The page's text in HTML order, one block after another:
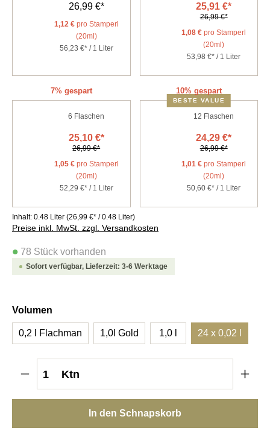
26,99 €*
1,12 €pro Stamperl
(20ml)
56,23 €* / 1 Liter
25,91 €*
26,99 €*
1,08 € pro Stamperl
(20ml)
53,98 €* / 1 Liter
6 Flaschen
25,10 €*
26,99 €*
7% gespart
1,05 €pro Stamperl
(20ml)
52,29 €* / 1 Liter
BESTE VALUE
12 Flaschen
24,29 €*
26,99 €*
10% gespart
1,01 € pro Stamperl
(20ml)
50,60 €* / 1 Liter
Inhalt: 0.48 Liter (26,99 €* / 0.48 Liter)
Preise inkl. MwSt. zzgl. Versandkosten
• 78 Stück vorhanden
Sofort verfügbar, Lieferzeit: 3-6 Werktage
Volumen
0,2 l Flachman 1,0l Gold 1,0 l 24 x 0,02 l
Produkt Anzahl: Gib den gewünschten
Ktn
In den Schnapskorb